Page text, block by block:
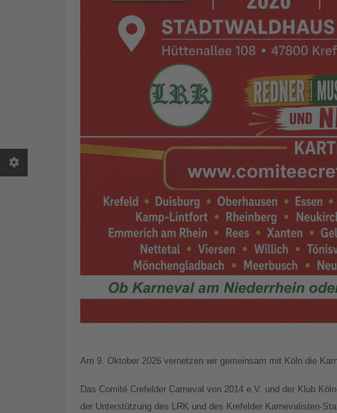
Am 9. Oktober 2026 vernetzen wir gemeinsam mit Köln die
Das Comité Crefelder Carneval von 2014 e.V. und der Klub
der Unterstützung des LRK und des Krefelder Karnevalisten-